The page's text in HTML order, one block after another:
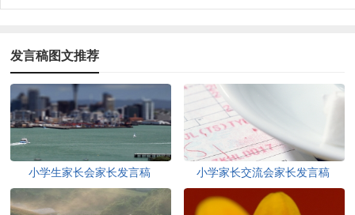
发言稿图文推荐
小学生家长会家长发言稿 小学家长交流会家长发言稿